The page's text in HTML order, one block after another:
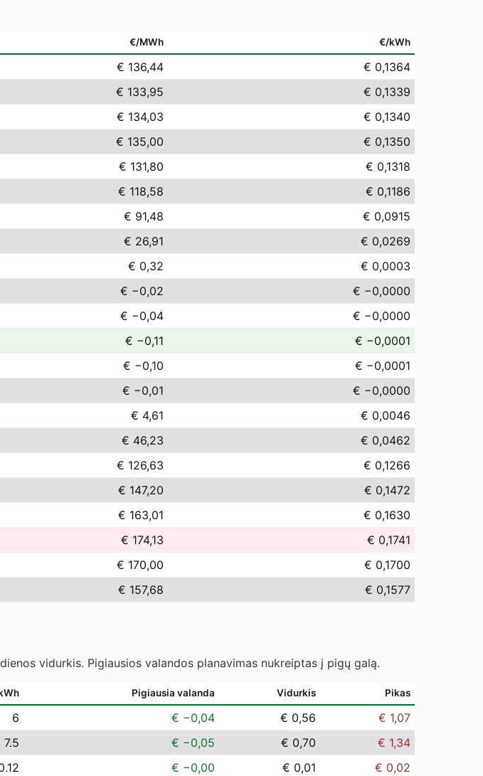
€/MWh €/kWh
€ 136,44
€ 0,1364
€ 133,95
€ 0,1339
€ 134,03
€ 0,1340
€ 135,00
€ 0,1350
€ 131,80
€ 0,1318
€ 118,58
€ 0,1186
€ 91,48
€ 0,0915
€ 26,91
€ 0,0269
€ 0,32
€ 0,0003
€ −0,02
€ −0,0000
€ −0,04
€ −0,0000
€ −0,11
€ −0,0001
€ −0,10
€ −0,0001
€ −0,01
€ −0,0000
€ 4,61
€ 0,0046
€ 46,23
€ 0,0462
€ 126,63
€ 0,1266
€ 147,20
€ 0,1472
€ 163,01
€ 0,1630
€ 174,13
€ 0,1741
€ 170,00
€ 0,1700
€ 157,68 € 0,1577
vidurkis. Pigiausios valandos planavimas nukreiptas į pigų galą.
Pigiausia valanda Vidurkis Pikas
6 € −0,04 € 0,56
€ 1,07
7.5 € −0,05 € 0,70
€ 1,34
€ −0,00 € 0,01
€ 0,02